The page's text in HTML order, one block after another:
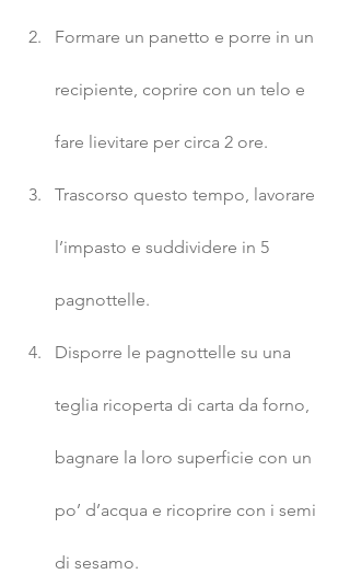
Formare un panetto e porre in un
recipiente, coprire con un telo e
fare lievitare per circa 2 ore.
Trascorso questo tempo, lavorare
l’impasto e suddividere in 5
pagnottelle.
Disporre le pagnottelle su una
teglia ricoperta di carta da forno,
bagnare la loro superficie con un
po’ d’acqua e ricoprire con i semi
di sesamo.